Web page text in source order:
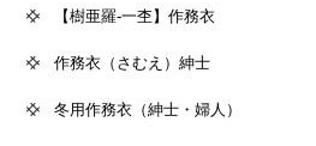
【樹亜羅-一杢】作務衣
作務衣（さむえ）紳士
冬用作務衣（紳士・婦人）